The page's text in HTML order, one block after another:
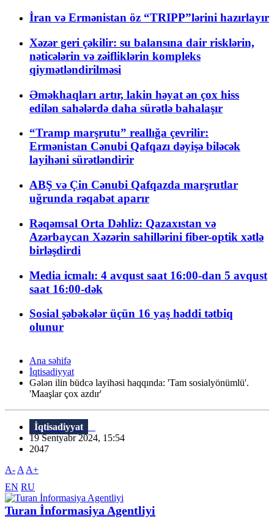
İran və Ermənistan öz “TRIPP”lərini hazırlayır
Xəzər geri çəkilir: su balansına dair risklərin,
nəticələrin və zəifliklərin kompleks
qiymətləndirilməsi
Əməkhaqları artır, lakin həyat ən çox hiss
edilən sahələrdə daha sürətlə bahalaşır
“Tramp marşrutu” reallığa çevrilir:
Ermənistan Cənubi Qafqazı dəyişə biləcək
layihəni sürətləndirir
ABŞ və Çin Cənubi Qafqazda marşrutlar
uğrunda rəqabət aparır
Rəqəmsal Orta Dəhliz: Qazaxıstan və
Azərbaycan Xəzərin sahillərini fiber-optik xətlə
birləşdirdi
Media icmalı: 4 avqust saat 16:00-dan 5 avqust
saat 16:00-dək
Sosial şəbəkələr üçün 16 yaş həddi tətbiq
olunur
Ana səhifə
İqtisadiyyat
Gələn ilin büdcə layihəsi haqqında: 'Tam sosialyönümlü'.
'Maaşlar çox azdır'
İqtisadiyyat
19 Sentyabr 2024, 15:54
2047
A- A A+
EN RU
Turan İnformasiya Agentliyi